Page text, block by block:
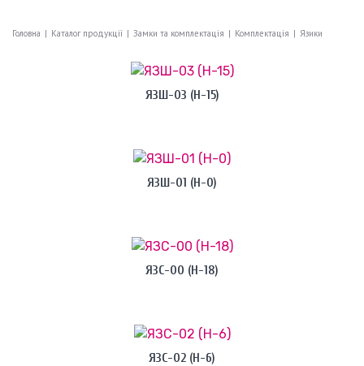
Головна | Каталог продукції | Замки та комплектація | Комплектація | Язики
ЯЗШ-03 (H-15)
ЯЗШ-01 (H-0)
ЯЗС-00 (H-18)
ЯЗС-02 (H-6)